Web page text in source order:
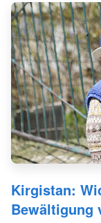
aber auch
Kirgistan:
Bewältigung